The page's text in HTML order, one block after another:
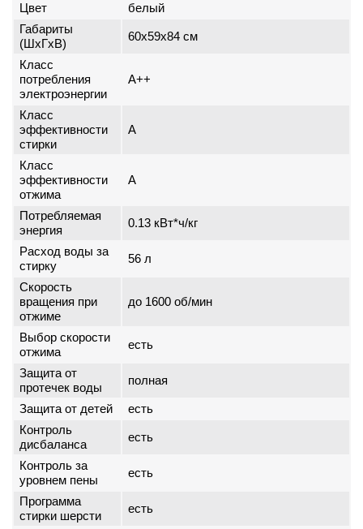
Цвет
белый
Габариты
(ШxГxВ)
60x59x84 см
Класс
потребления
электроэнергии
A++
Класс
эффективности
стирки
A
Класс
эффективности
отжима
A
Потребляемая
энергия
0.13 кВт*ч/кг
Расход воды за
стирку
56 л
Скорость
вращения при
отжиме
до 1600 об/мин
Выбор скорости
отжима
есть
Защита от
протечек воды
полная
Защита от детей
есть
Контроль
дисбаланса
есть
Контроль за
уровнем пены
есть
Программа
стирки шерсти
есть